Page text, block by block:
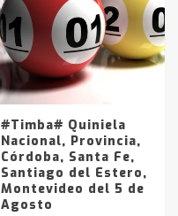
#Timba# Quiniela
Nacional, Provincia,
Córdoba, Santa Fe,
Santiago del Estero,
Montevideo del 5 de
Agosto